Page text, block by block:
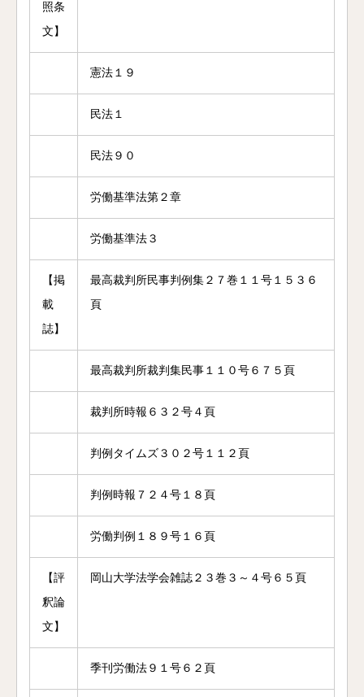
照条
文】
憲法１９
民法１
民法９０
労働基準法第２章
労働基準法３
【掲
載
誌】
最高裁判所民事判例集２７巻１１号１５３６
頁
最高裁判所裁判集民事１１０号６７５頁
裁判所時報６３２号４頁
判例タイムズ３０２号１１２頁
判例時報７２４号１８頁
労働判例１８９号１６頁
【評
釈論
文】
岡山大学法学会雑誌２３巻３～４号６５頁
季刊労働法９１号６２頁